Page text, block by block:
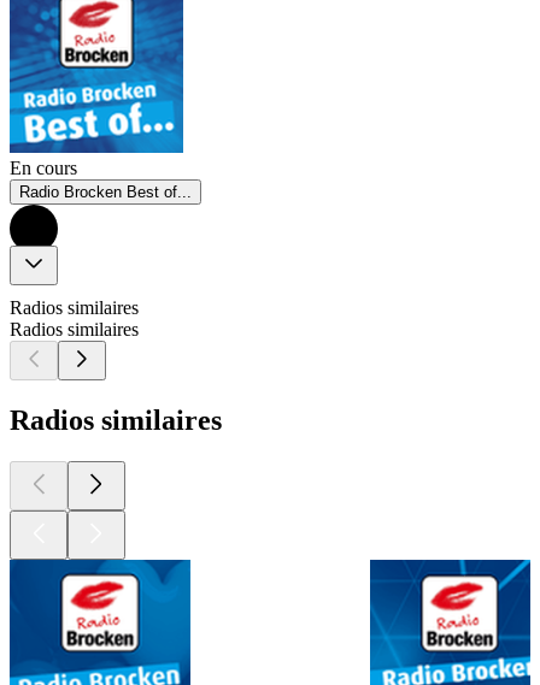
En cours
Radio Brocken Best of...
Radios similaires
Radios similaires
Radios similaires